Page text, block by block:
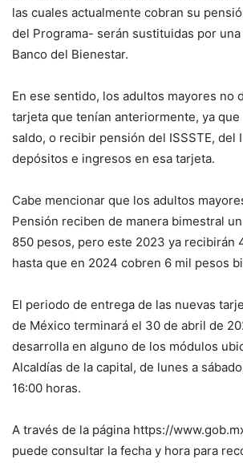
las cuales actualmente cobran su
del Programa- serán sustituidas por
Banco del Bienestar.
En ese sentido, los adultos mayores no
tarjeta que tenían anteriormente, ya
saldo, o recibir pensión del ISSSTE, del
depósitos e ingresos en esa tarjeta.
Cabe mencionar que los adultos
Pensión reciben de manera bimestral
850 pesos, pero este 2023 ya recibirán
hasta que en 2024 cobren 6 mil pesos
El periodo de entrega de las nuevas
de México terminará el 30 de abril de
desarrolla en alguno de los módulos
Alcaldías de la capital, de lunes a
16:00 horas.
A través de la página https://
puede consultar la fecha y hora para